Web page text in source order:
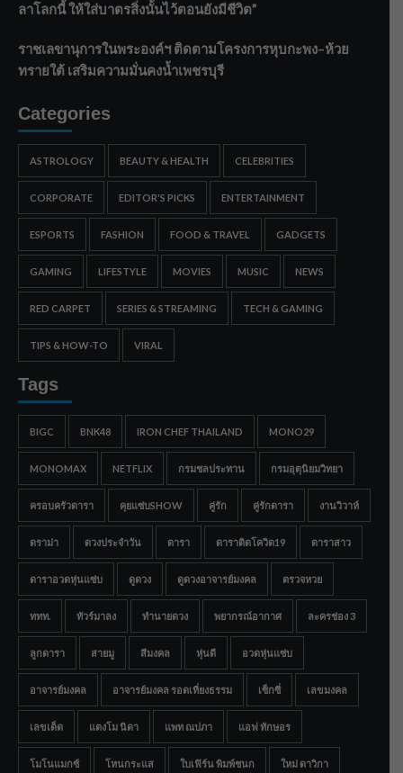
ลาโลกนี้ ให้ใส่บาตรสิ่งนั้นไว้ตอนยังมีชีวิต”
ราชเลขานุการในพระองค์ฯ ติดตามโครงการหุบกะพง–ห้วย
ทรายใต้ เสริมความมั่นคงน้ำเพชรบุรี
Categories
ASTROLOGY BEAUTY & HEALTH CELEBRITIES
CORPORATE EDITOR'S PICKS ENTERTAINMENT
ESPORTS FASHION FOOD & TRAVEL GADGETS
GAMING LIFESTYLE MOVIES MUSIC NEWS
RED CARPET SERIES & STREAMING TECH & GAMING
TIPS & HOW-TO VIRAL
Tags
BIGC BNK48 IRON CHEF THAILAND MONO29
MONOMAX NETFLIX กรมชลประทาน กรมอุตุนิยมวิทยา
ครอบครัวดารา คุยแซ่บSHOW คู่รัก คู่รักดารา งานวิวาห์
ดราม่า ดวงประจำวัน ดารา ดาราติดโควิด19 ดาราสาว
ดาราอวดหุ่นแซ่บ ดูดวง ดูดวงอาจารย์มงคล ตรวจหวย
ททท. ทัวร์มาลง ทำนายดวง พยากรณ์อากาศ ละครช่อง 3
ลูกดารา สายมู สีมงคล หุ่นดี อวดหุ่นแซ่บ
อาจารย์มงคล อาจารย์มงคล รอดเที่ยงธรรม เซ็กซี่ เลขมงคล
เลขเด็ด แตงโม นิดา แพท ณปภา แอฟ ทักษอร
โมโนแมกซ์ โหนกระแส ใบเฟิร์น พิมพ์ชนก ใหม่ ดาวิกา